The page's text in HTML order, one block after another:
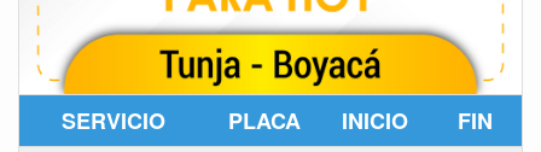
SERVICIO PLACA INICIO FIN